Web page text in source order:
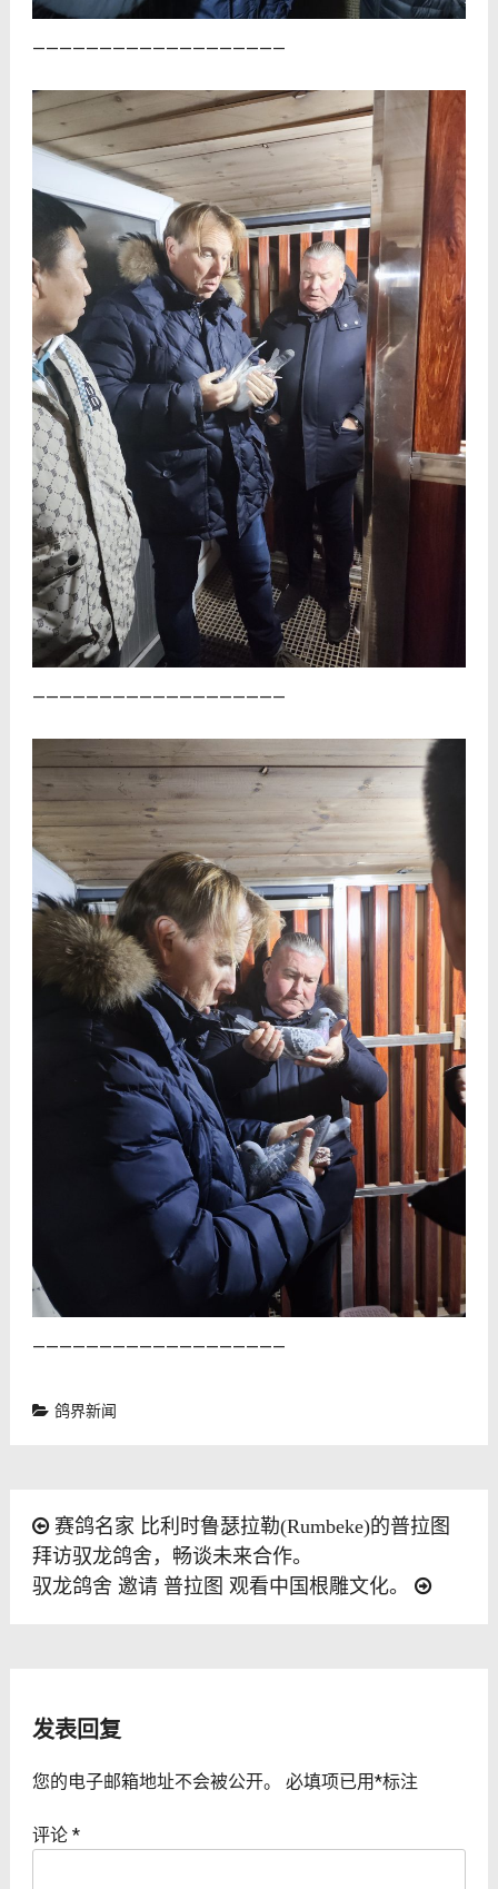
———————————————————
———————————————————
———————————————————
鸽界新闻
文
章
赛鸽名家 比利时鲁瑟拉勒(Rumbeke)的普拉图
拜访驭龙鸽舍，畅谈未来合作。
驭龙鸽舍 邀请 普拉图 观看中国根雕文化。
发表回复
您的电子邮箱地址不会被公开。 必填项已用*标注
评论 *